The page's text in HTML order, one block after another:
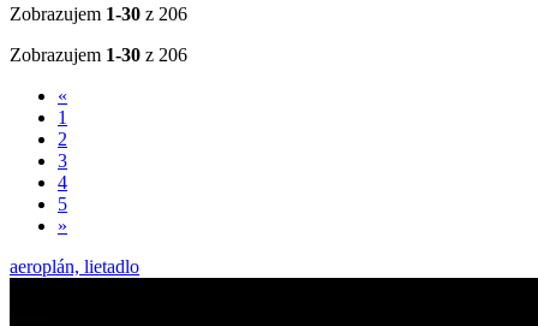
Zobrazujem 1-30 z 206
Zobrazujem 1-30 z 206
«
1
2
3
4
5
»
aeroplán, lietadlo